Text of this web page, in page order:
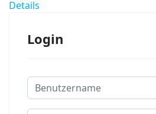
Details
Login
Benutzername